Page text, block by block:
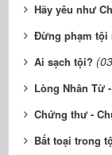
Hãy yêu như
Đừng phạm tội
Ai sạch tội?
Lòng Nhân Từ
Chứng thư -
Bất toại trong